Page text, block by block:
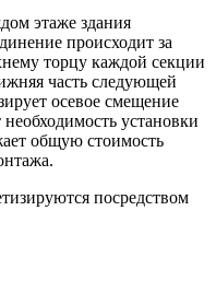
этаже здания
происходит за
торцу каждой секции
часть следующей
осевое смещение
установки
общую стоимость
посредством